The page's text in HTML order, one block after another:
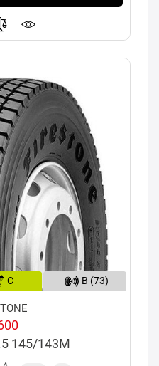
C B (73)
145/143M